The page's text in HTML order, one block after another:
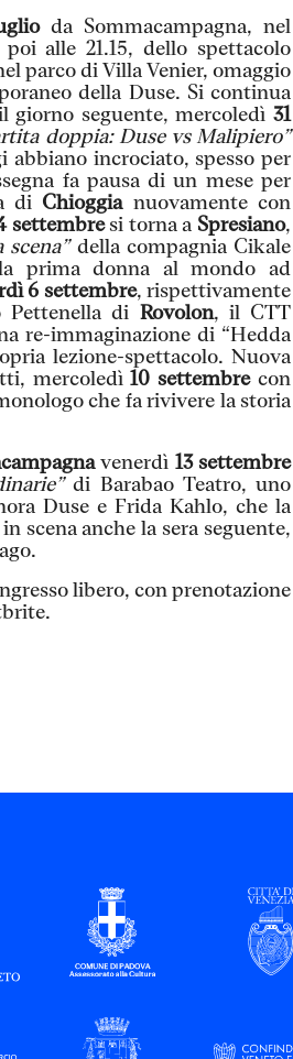
da Sommacampagna, nel
alle 21.15, dello spettacolo
parco di Villa Venier, omaggio
della Duse. Si continua
giorno seguente, mercoledì31
doppia: Duse vs Malipiero”
abbiano incrociato, spesso per
fa pausa di un mese per
di Chioggianuovamente con
settembresi torna a Spresiano,
scena”della compagnia Cikale
prima donna al mondo ad
6 settembre, rispettivamente
di Rovolon, il CTT
re-immaginazione di “Hedda
lezione-spettacolo. Nuova
mercoledì10 settembrecon
che fa rivivere la storia
venerdì 13 settembre
di Barabao Teatro, uno
Duse e Frida Kahlo, che la
scena anche la sera seguente,
libero, con prenotazione